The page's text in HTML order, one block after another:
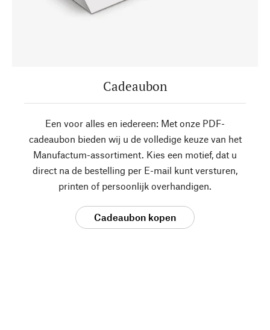
Cadeaubon
Een voor alles en iedereen: Met onze PDF-
cadeaubon bieden wij u de volledige keuze van het
Manufactum-assortiment. Kies een motief, dat u
direct na de bestelling per E-mail kunt versturen,
printen of persoonlijk overhandigen.
Cadeaubon kopen